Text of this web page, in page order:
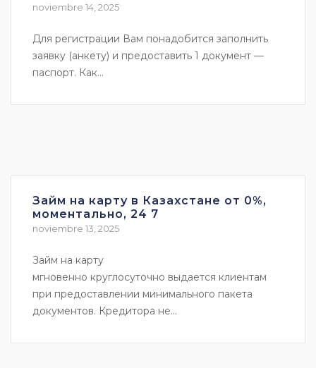
noviembre 14, 2025
Для регистрации Вам понадобится заполнить
заявку (анкету) и предоставить 1 документ —
паспорт. Как...
Займ на карту в Казахстане от 0%,
моментально, 24 7
noviembre 13, 2025
Займ на карту
мгновенно круглосуточно выдается клиентам
при предоставлении минимального пакета
документов. Кредитора не...